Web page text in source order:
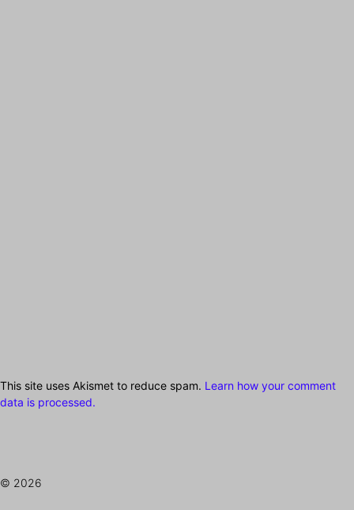
This site uses Akismet to reduce spam. Learn how your comment
data is processed.
© 2026